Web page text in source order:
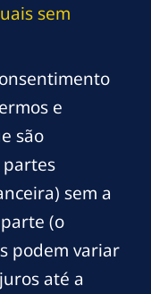
sem
e
são
sem a
(o
podem variar
até a